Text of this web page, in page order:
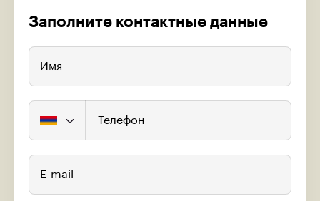
Заполните контактные данные
Имя
Телефон
E-mail